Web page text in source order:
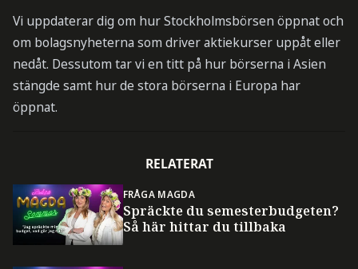
Vi uppdaterar dig om hur Stockholmsbörsen öppnat och
om bolagsnyheterna som driver aktiekurser uppåt eller
nedåt. Dessutom tar vi en titt på hur börserna i Asien
stängde samt hur de stora börserna i Europa har
öppnat.
RELATERAT
FRÅGA MAGDA
Spräckte du semesterbudgeten?
Så här hittar du tillbaka